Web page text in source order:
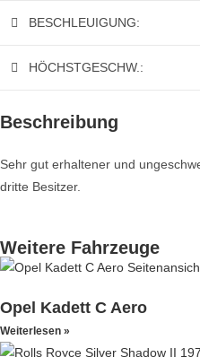
BESCHLEUIGUNG:
HÖCHSTGESCHW.:
Beschreibung
Sehr gut erhaltener und
dritte Besitzer.
Weitere Fahrzeuge
Opel Kadett C Aero
Weiterlesen »